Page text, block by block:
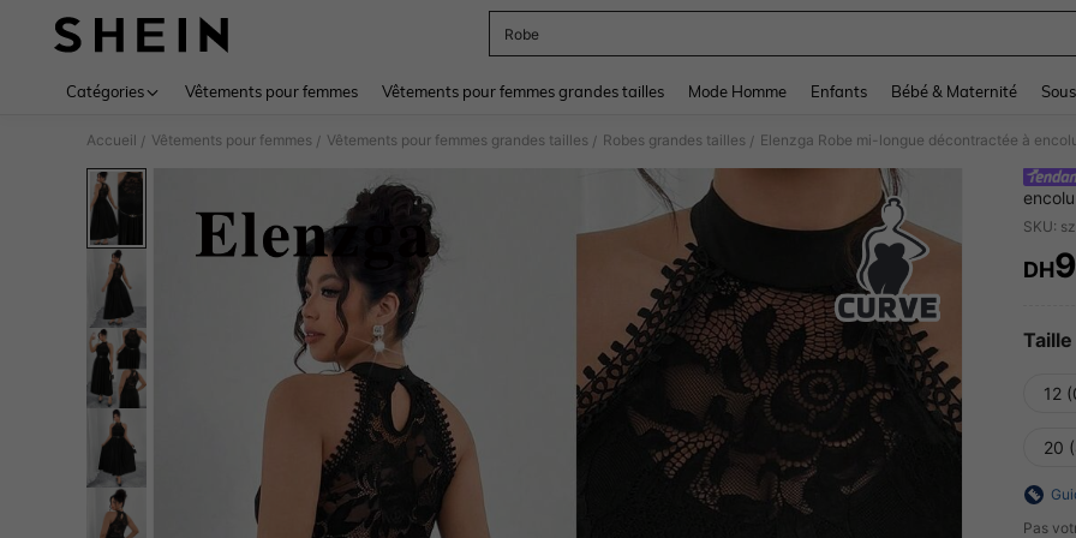
Robe
Catégories Vêtements pour femmes Vêtements pour femmes grandes tailles Mode Homme Enfants Bébé & Maternité
Accueil / Vêtements pour femmes / Vêtements pour femmes grandes tailles / Robes grandes tailles /
sans
pour
SKU:
DH
Taille
12
20
Pas